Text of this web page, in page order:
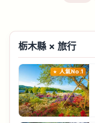
栃木縣 × 旅行
人氣No.1